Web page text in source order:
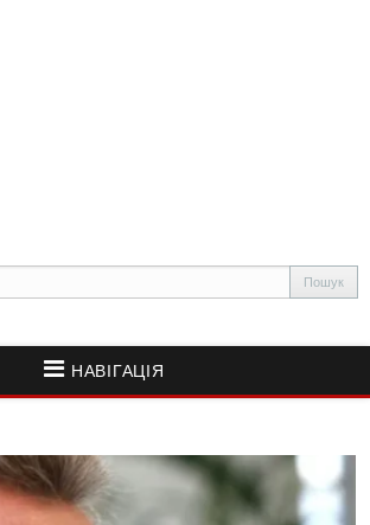
НАВІГАЦІЯ